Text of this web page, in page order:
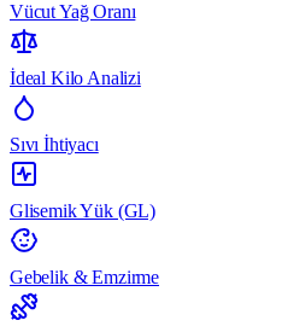
Vücut Yağ Oranı
İdeal Kilo Analizi
Sıvı İhtiyacı
Glisemik Yük (GL)
Gebelik & Emzirme